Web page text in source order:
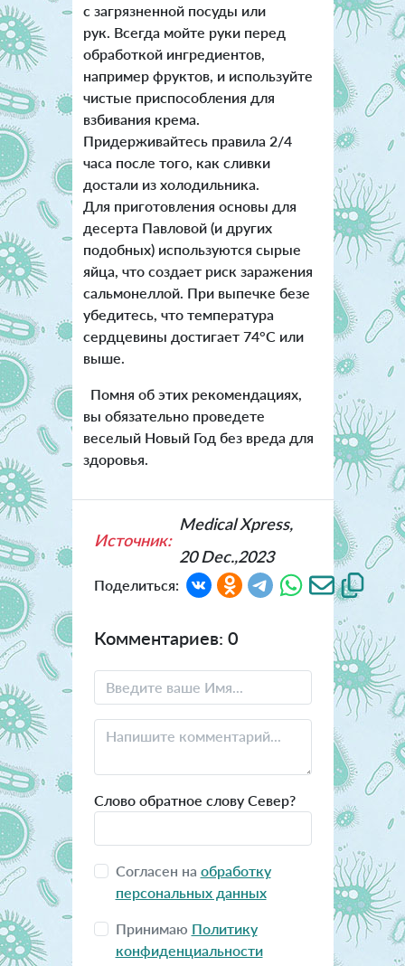
с загрязненной посуды или
рук. Всегда мойте руки перед
обработкой ингредиентов,
например фруктов, и используйте
чистые приспособления для
взбивания крема.
Придерживайтесь правила 2/4
часа после того, как сливки
достали из холодильника.
Для приготовления основы для
десерта Павловой (и других
подобных) используются сырые
яйца, что создает риск заражения
сальмонеллой. При выпечке безе
убедитесь, что температура
сердцевины достигает 74°C или
выше.
Помня об этих рекомендациях,
вы обязательно проведете
веселый Новый Год без вреда для
здоровья.
Источник:
Medical Xpress,
20 Dec.,2023
Поделиться:
Комментариев: 0
Слово обратное слову Север?
Согласен на обработку
персональных данных
Принимаю Политику
конфиденциальности